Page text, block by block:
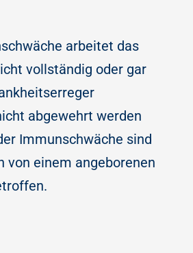
arbeitet das
vollständig oder gar
abgewehrt werden
Immunschwäche sind
von einem angeborenen